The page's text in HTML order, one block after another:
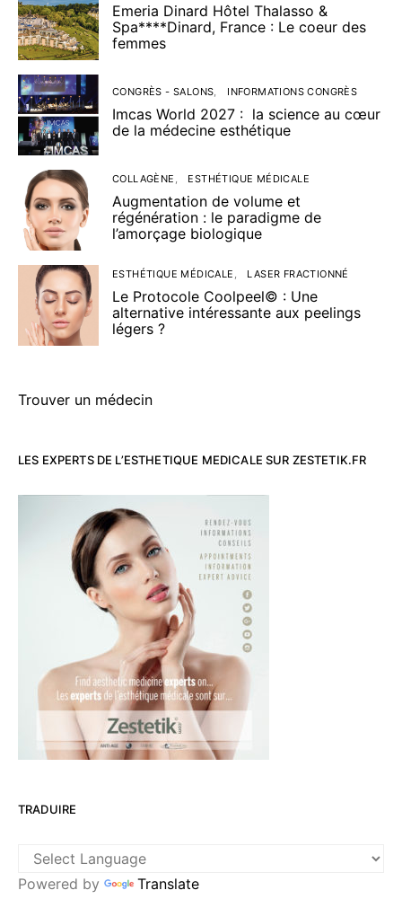
Emeria Dinard Hôtel Thalasso &
Spa****Dinard, France : Le coeur des
femmes
CONGRÈS - SALONS INFORMATIONS CONGRÈS
Imcas World 2027 : la science au cœur
de la médecine esthétique
COLLAGÈNE ESTHÉTIQUE MÉDICALE
Augmentation de volume et
régénération : le paradigme de
l’amorçage biologique
ESTHÉTIQUE MÉDICALE LASER FRACTIONNÉ
Le Protocole Coolpeel© : Une
alternative intéressante aux peelings
légers ?
Trouver un médecin
LES EXPERTS DE L’ESTHETIQUE MEDICALE SUR ZESTETIK.FR
TRADUIRE
Powered by Translate